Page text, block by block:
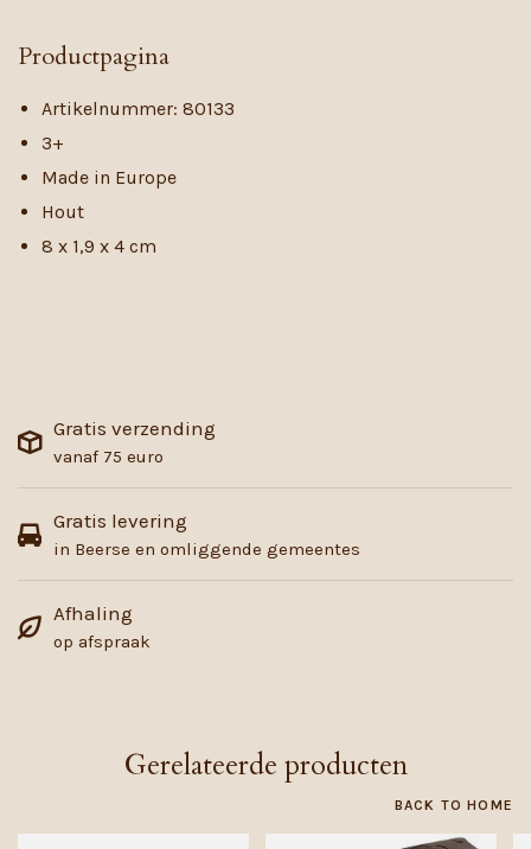
Productpagina
Artikelnummer: 80133
3+
Made in Europe
Hout
8 x 1,9 x 4 cm
Gratis verzending
vanaf 75 euro
Gratis levering
in Beerse en omliggende gemeentes
Afhaling
op afspraak
Gerelateerde producten
BACK TO HOME